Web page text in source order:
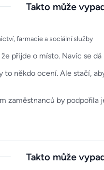
Takto může
farmacie a sociální služby
přijde o místo. Navíc se
to někdo ocení. Ale stačí,
zaměstnanců by
Takto může